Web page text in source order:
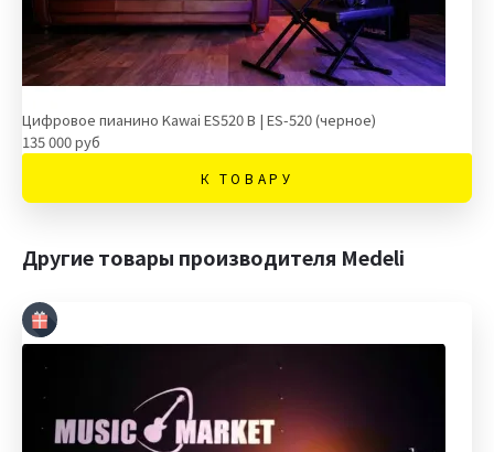
Цифровое пианино Kawai ES520 B | ES-520 (черное)
135 000 руб
К ТОВАРУ
Другие товары производителя Medeli